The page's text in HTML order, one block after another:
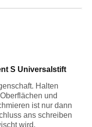
S Universalstift
Halten
und
ist nur dann
ans schreiben
wird.